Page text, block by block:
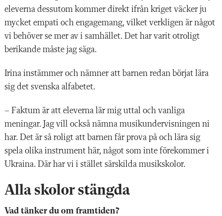
eleverna dessutom kommer direkt ifrån kriget väcker ju
mycket empati och engagemang, vilket verkligen är något
vi behöver se mer av i samhället. Det har varit otroligt
berikande måste jag säga.
Irina instämmer och nämner att barnen redan börjat lära
sig det svenska alfabetet.
­– Faktum är att eleverna lär mig uttal och vanliga
meningar. Jag vill också nämna musikundervisningen ni
har. Det är så roligt att barnen får prova på och lära sig
spela olika instrument här, något som inte förekommer i
Ukraina. Där har vi i stället särskilda musikskolor.
Alla skolor stängda
Vad tänker du om framtiden?